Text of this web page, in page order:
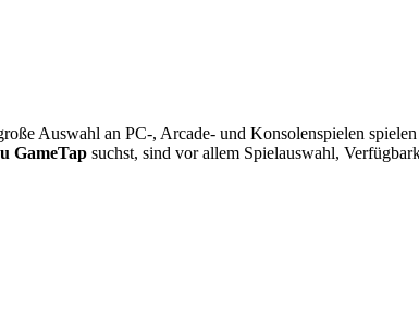
Auswahl an PC-, Arcade- und Konsolenspielen
GameTap suchst, sind vor allem Spielauswahl,